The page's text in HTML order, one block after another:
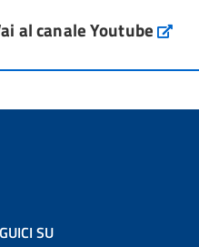
al canale Youtube
SU